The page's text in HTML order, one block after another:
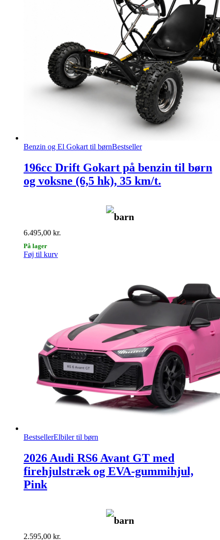
Benzin og El Gokart til børnBestseller
196cc Drift Gokart på benzin til børn
og voksne (6,5 hk), 35 km/t.
barn
6.495,00 kr.
På lager
Føj til kurv
BestsellerElbiler til børn
2026 Audi RS6 Avant GT med
firehjulstræk og EVA-gummihjul,
Pink
barn
2.595,00 kr.